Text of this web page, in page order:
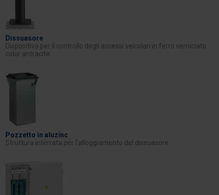
Dissuasore
Dispositivo per il controllo degli accessi veicolari in ferro verniciato
color antracite.
Pozzetto in aluzinc
Struttura interrata per l’alloggiamento del dissuasore